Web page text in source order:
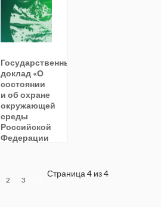
Государственный
доклад «О
состоянии
и об охране
окружающей
среды
Российской
Федерации
Страница 4 из 4
2 3